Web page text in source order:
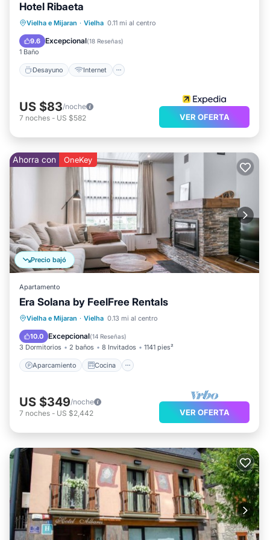
Hotel Ribaeta
Vielha e Mijaran · Vielha 0.11 mi al centro
9.6 Excepcional(18 Reseñas)
1 Baño
Desayuno Internet
Desayuno
Internet
Se admiten mascotas
US $83/noche
7 noches - US $582 VER OFERTA
Precio bajó
Ahorra con OneKey
Apartamento
Era Solana by FeelFree Rentals
Vielha e Mijaran · Vielha 0.13 mi al centro
10.0 Excepcional(14 Reseñas)
3 Dormitorios 2 baños 8 Invitados 1141 pies²
Aparcamiento Cocina
Aparcamiento Cocina
Apto para niños
US $349/noche
7 noches - US $2,442 VER OFERTA